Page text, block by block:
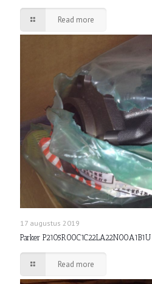
Read more
17 augustus 2019
Parker P2105R00C1C22LA22N00A1B1U
Read more